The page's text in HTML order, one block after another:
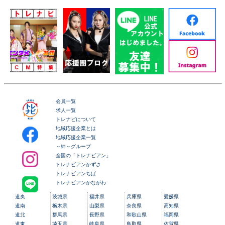
会員一覧
求人一覧
トレナビについて
地域応援企業とは
地域応援企業一覧
～絆～グループ
全国の「トレナビアン」
トレナビアンかずさ
トレナビアンちば
トレナビアンかながわ
道央
道南
道北
道東
茨城県
栃木県
群馬県
埼玉県
福井県
山梨県
長野県
岐阜県
兵庫県
奈良県
和歌山県
鳥取県
愛媛県
高知県
福岡県
佐賀県